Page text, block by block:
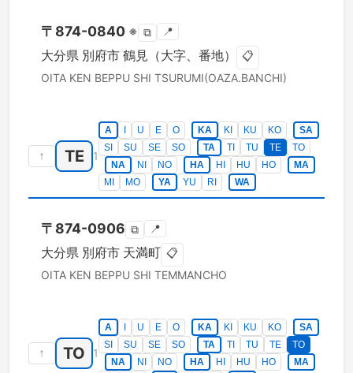
〒 874-0840 ※ ⧉ 📍
大分県 別府市 鶴見（大字、番地） 📋
OITA KEN BEPPU SHI TSURUMI(OAZA.BANCHI)
↑ TE 1
A U E O KA KI KU KO
SA
SI
SU SE SO TA TI TU TE
TO
NA
NI NO HA HI HU HO
MA
MI
MO YA YU RI WA
〒 874-0906 ⧉ 📍
大分県 別府市 天満町 📋
OITA KEN BEPPU SHI TEMMANCHO
↑ TO 1
A U E O KA KI KU KO
SA
SI
SU SE SO TA TI TU TE
TO
NA
NI NO HA HI HU HO
MA